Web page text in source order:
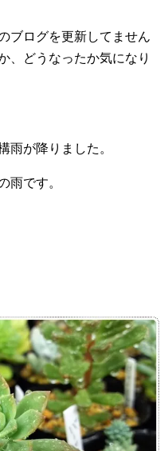
ブログを更新してません
、どうなったか気になり
雨が降りました。
雨です。